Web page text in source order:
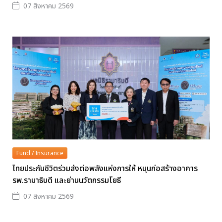
07 สิงหาคม 2569
Fund / Insurance
ไทยประกันชีวิตร่วมส่งต่อพลังแห่งการให้ หนุนก่อสร้างอาคาร
รพ.รามาธิบดี และย่านนวัตกรรมโยธี
07 สิงหาคม 2569